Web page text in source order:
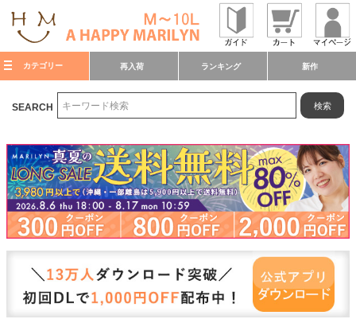
カテゴリー 再入荷 ランキング 新作
SEARCH 検索